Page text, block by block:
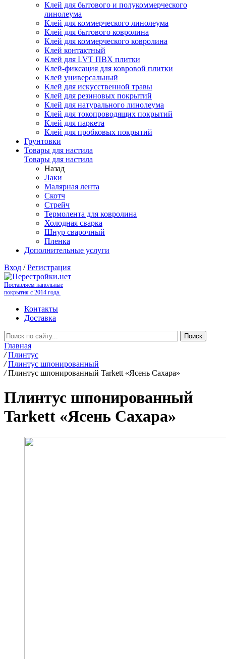
Клей для бытового и полукоммерческого
линолеума
Клей для коммерческого линолеума
Клей для бытового ковролина
Клей для коммерческого ковролина
Клей контактный
Клей для LVT ПВХ плитки
Клей-фиксация для ковровой плитки
Клей универсальный
Клей для искусственной травы
Клей для резиновых покрытий
Клей для натурального линолеума
Клей для токопроводящих покрытий
Клей для паркета
Клей для пробковых покрытий
Грунтовки
Товары для настила
Товары для настила
Назад
Лаки
Малярная лента
Скотч
Стрейч
Термолента для ковролина
Холодная сварка
Шнур сварочный
Пленка
Дополнительные услуги
Вход /Регистрация
Поставляем напольные
покрытия с 2014 года.
Контакты
Доставка
Главная
/ Плинтус
/ Плинтус шпонированный
/ Плинтус шпонированный Tarkett «Ясень Сахара»
Плинтус шпонированный
Tarkett «Ясень Сахара»